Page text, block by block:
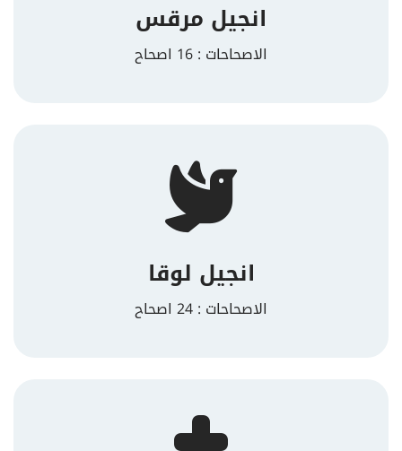
انجيل مرقس
الاصحاحات : 16 اصحاح
انجيل لوقا
الاصحاحات : 24 اصحاح